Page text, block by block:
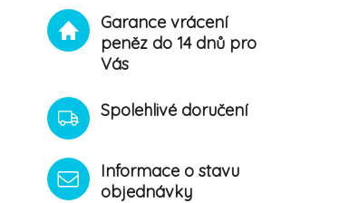
Garance vrácení
peněz do 14 dnů pro
Vás
Spolehlivé doručení
Informace o stavu
objednávky